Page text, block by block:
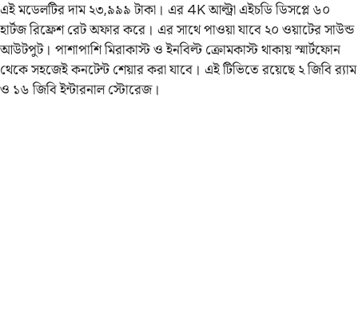
এই মডেলটির দাম ২৩,৯৯৯ টাকা। এর 4K আল্ট্রা এইচডি ডিসপ্লে ৬০
হার্টজ রিফ্রেশ রেট অফার করে। এর সাথে পাওয়া যাবে ২০ ওয়াটের সাউন্ড
আউটপুট। পাশাপাশি মিরাকাস্ট ও ইনবিল্ট ক্রোমকাস্ট থাকায় স্মার্টফোন
থেকে সহজেই কনটেন্ট শেয়ার করা যাবে। এই টিভিতে রয়েছে ২ জিবি র‌্যাম
ও ১৬ জিবি ইন্টারনাল স্টোরেজ।